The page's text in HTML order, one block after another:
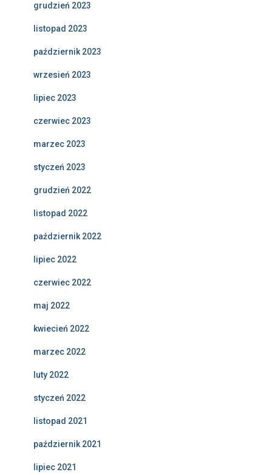
grudzień 2023
listopad 2023
październik 2023
wrzesień 2023
lipiec 2023
czerwiec 2023
marzec 2023
styczeń 2023
grudzień 2022
listopad 2022
październik 2022
lipiec 2022
czerwiec 2022
maj 2022
kwiecień 2022
marzec 2022
luty 2022
styczeń 2022
listopad 2021
październik 2021
lipiec 2021